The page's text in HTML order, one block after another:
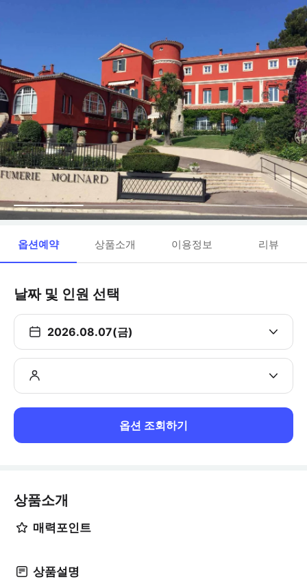
옵션예약 상품소개 이용정보 리뷰
날짜 및 인원 선택
2026.08.07(금)
옵션 조회하기
상품소개
매력포인트
상품설명